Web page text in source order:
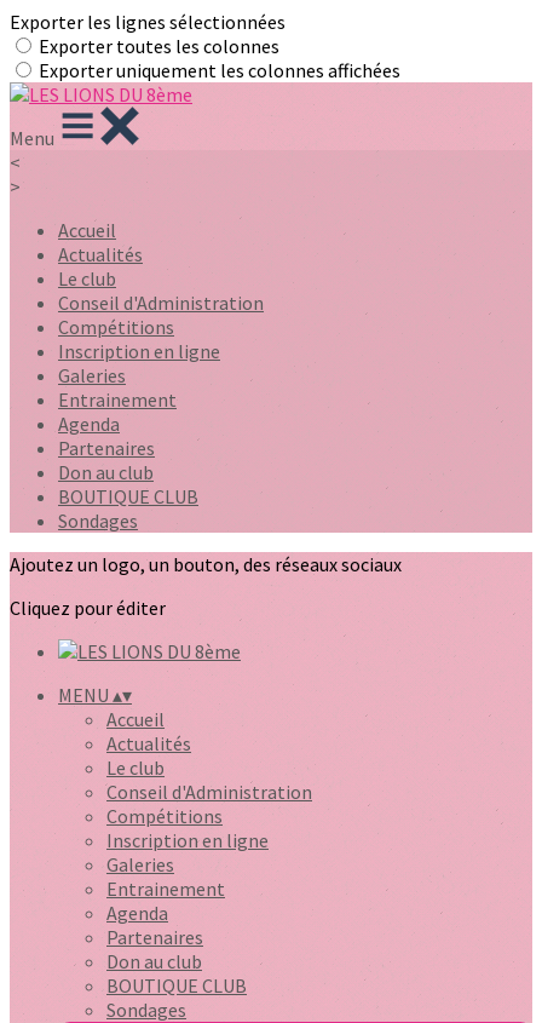
Exporter les lignes sélectionnées
Exporter toutes les colonnes
Exporter uniquement les colonnes affichées
Menu
<
>
Accueil
Actualités
Le club
Conseil d'Administration
Compétitions
Inscription en ligne
Galeries
Entrainement
Agenda
Partenaires
Don au club
BOUTIQUE CLUB
Sondages
Ajoutez un logo, un bouton, des réseaux sociaux
Cliquez pour éditer
MENU▴▾
Accueil
Actualités
Le club
Conseil d'Administration
Compétitions
Inscription en ligne
Galeries
Entrainement
Agenda
Partenaires
Don au club
BOUTIQUE CLUB
Sondages